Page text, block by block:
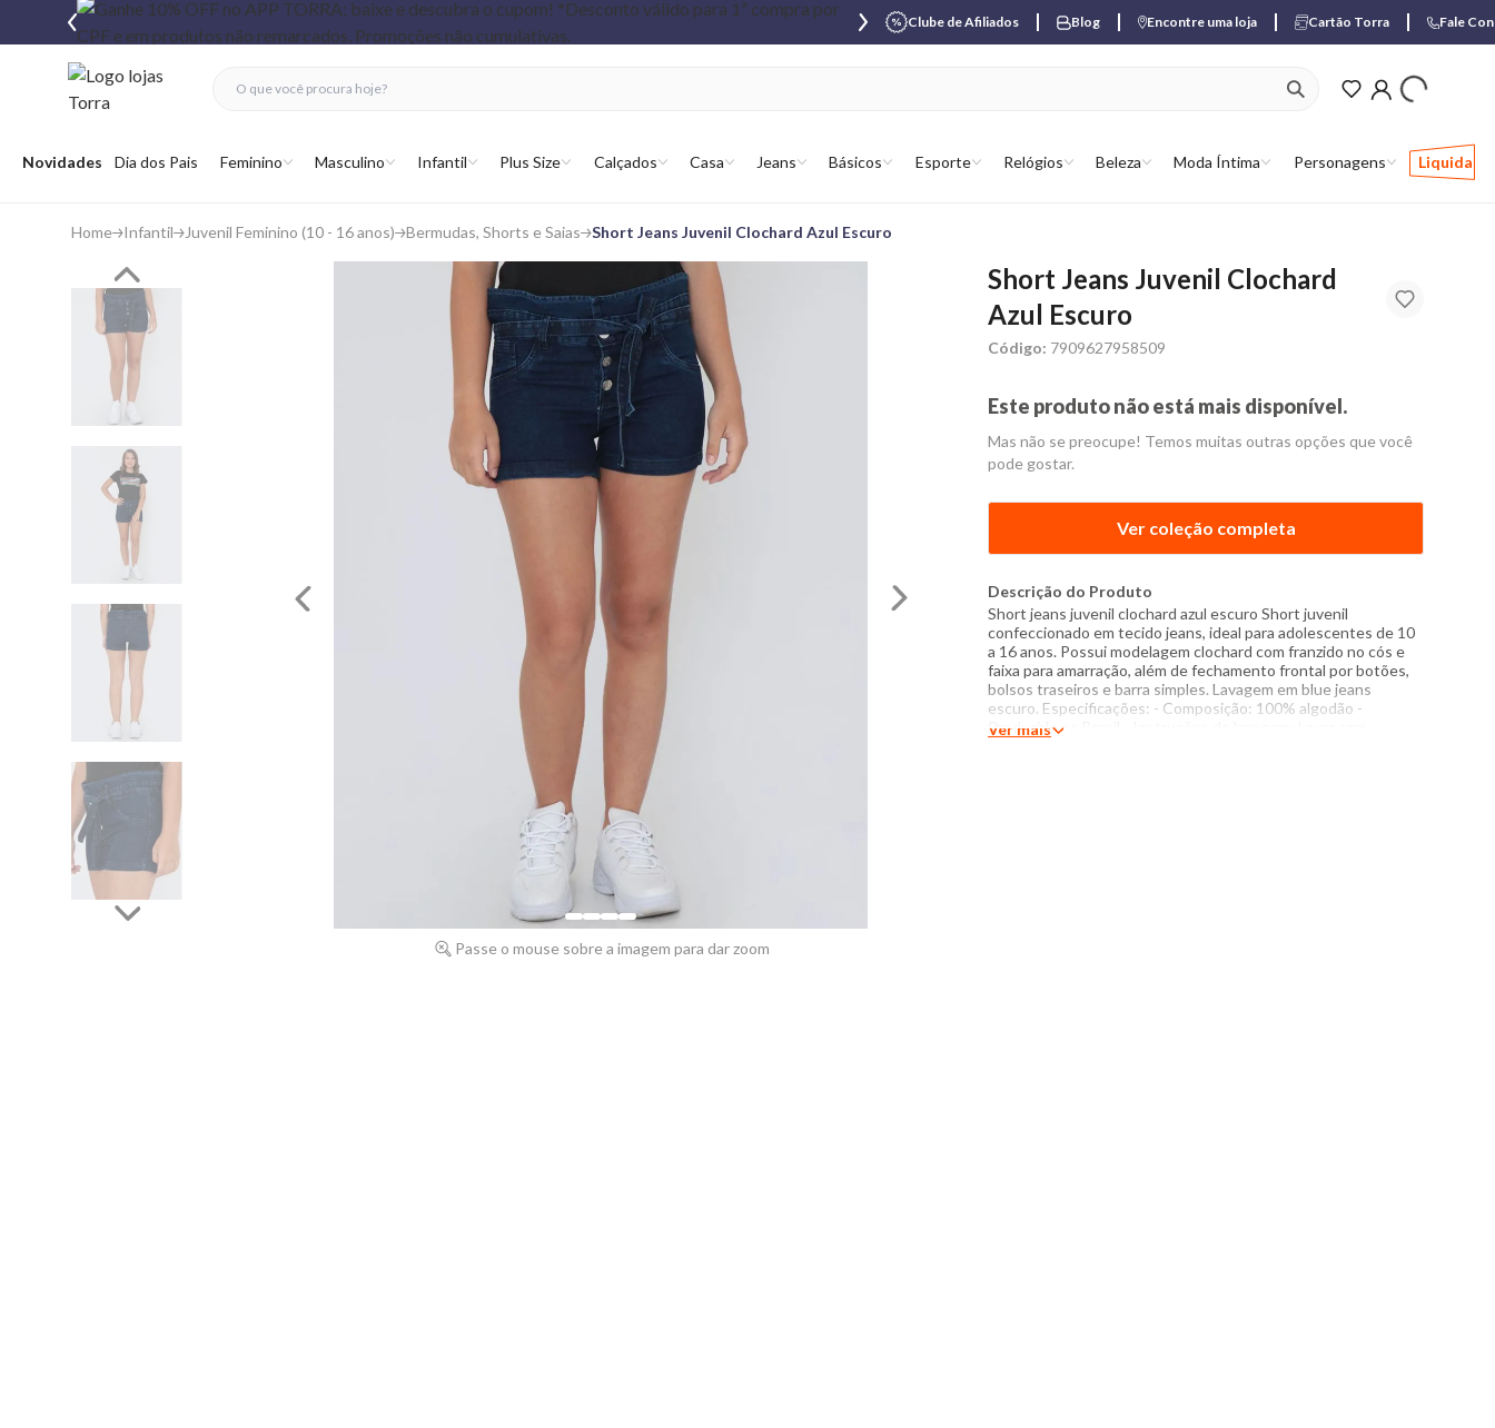
Clube de Afiliados Blog Encontre uma loja Cartão Torra Fale
Abrir menu
Novidades Dia dos Pais Feminino Masculino Infantil Plus Size Calçados Casa Jeans Básicos Esporte Relógios Beleza Moda Íntima Personagens Liquida
ver produtos
fechar menu
fechar menu
favoritos
Home Infantil Juvenil Feminino (10 - 16 anos) Bermudas, Shorts e Saias Short Jeans Juvenil Clochard Azul Escuro
Passe o mouse sobre a imagem para dar zoom
Short Jeans Juvenil Clochard
Azul Escuro
Código: 7909627958509
Este produto não está mais disponível.
Mas não se preocupe! Temos muitas outras opções que você
pode gostar.
Ver coleção completa
Descrição do Produto
Short jeans juvenil clochard azul escuro Short juvenil
confeccionado em tecido jeans, ideal para adolescentes de 10
a 16 anos. Possui modelagem clochard com franzido no cós e
faixa para amarração, além de fechamento frontal por botões,
bolsos traseiros e barra simples. Lavagem em blue jeans
escuro. Especificações: - Composição: 100% algodão -
Produzido no Brasil - Instruções de lavagem: Lavar com
Ver mais